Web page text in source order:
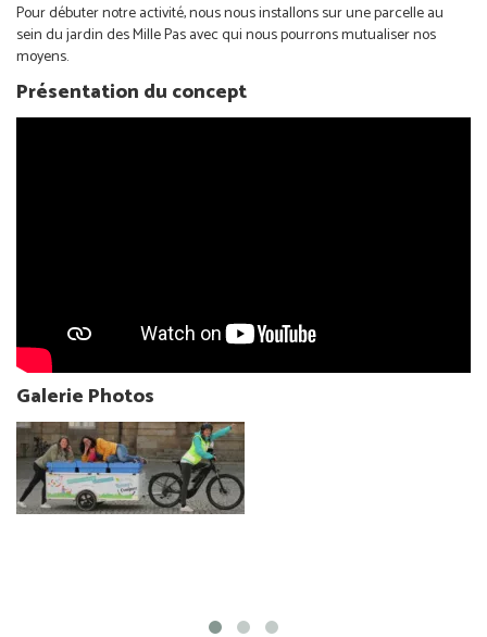
Pour débuter notre activité, nous nous installons sur une parcelle au
sein du jardin des Mille Pas avec qui nous pourrons mutualiser nos
moyens.
Présentation du concept
Galerie Photos